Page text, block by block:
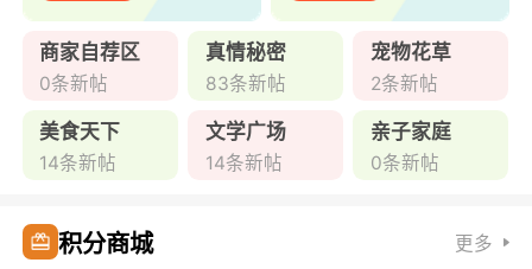
商家自荐区
0条新帖
真情秘密
83条新帖
宠物花草
2条新帖
美食天下
14条新帖
文学广场
14条新帖
亲子家庭
0条新帖
积分商城 更多